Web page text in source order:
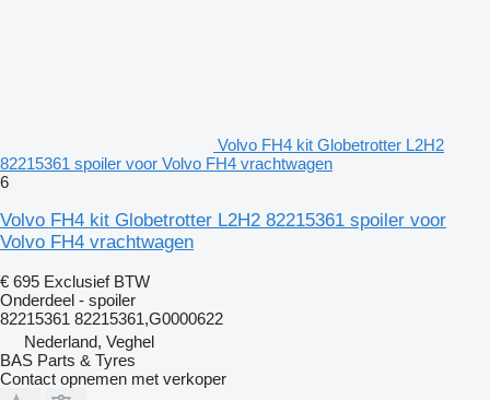
Volvo FH4 kit Globetrotter L2H2
82215361 spoiler voor Volvo FH4 vrachtwagen
6
Volvo FH4 kit Globetrotter L2H2 82215361 spoiler voor
Volvo FH4 vrachtwagen
€ 695 Exclusief BTW
Onderdeel - spoiler
82215361 82215361,G0000622
Nederland, Veghel
BAS Parts & Tyres
Contact opnemen met verkoper